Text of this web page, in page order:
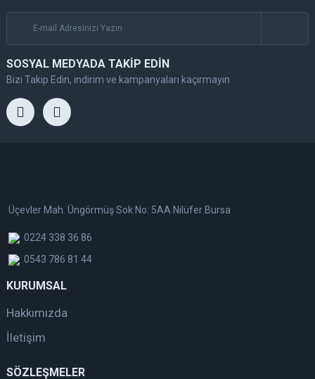
SOSYAL MEDYADA TAKİP EDİN
Bizi Takip Edin, indirim ve kampanyaları kaçırmayın
Üçevler Mah. Üngörmüş Sok No: 5AA Nilüfer Bursa
0224 338 36 86
0543 786 81 44
KURUMSAL
Hakkımızda
İletişim
SÖZLEŞMELER